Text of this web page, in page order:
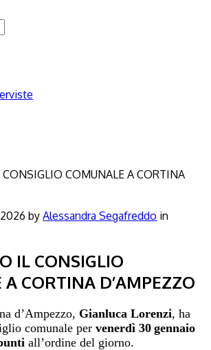
by Alessandra Segafreddo in
IL CONSIGLIO
CORTINA D’AMPEZZO
d’Ampezzo, Gianluca Lorenzi, ha
comunale per venerdì 30 gennaio
all’ordine del giorno.